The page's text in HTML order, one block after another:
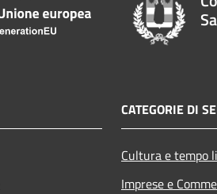
CATEGORIE DI
Cultura e tempo
Imprese e